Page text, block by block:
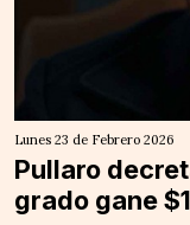
Lunes 23 de Febrero 2026
Pullaro
grado gane